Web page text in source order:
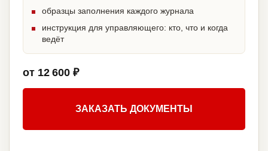
образцы заполнения каждого журнала
инструкция для управляющего: кто, что и когда
ведёт
от 12 600 ₽
ЗАКАЗАТЬ ДОКУМЕНТЫ